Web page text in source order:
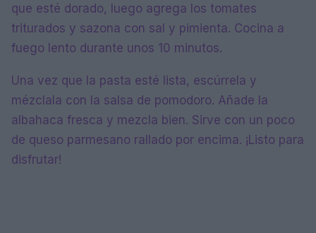
que esté dorado, luego agrega los tomates
triturados y sazona con sal y pimienta. Cocina a
fuego lento durante unos 10 minutos.
Una vez que la pasta esté lista, escúrrela y
mézclala con la salsa de pomodoro. Añade la
albahaca fresca y mezcla bien. Sirve con un poco
de queso parmesano rallado por encima. ¡Listo para
disfrutar!